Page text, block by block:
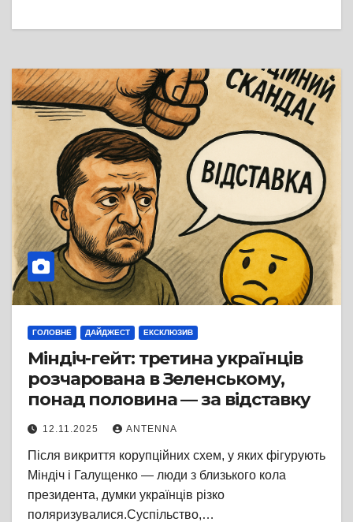
ГОЛОВНЕ ДАЙДЖЕСТ ЕКСКЛЮЗИВ
Міндіч-гейт: третина українців
розчарована в Зеленському,
понад половина — за відставку
12.11.2025 ANTENNA
Після викриття корупційних схем, у яких фігурують
Міндіч і Галущенко — люди з близького кола
президента, думки українців різко
поляризувалися.Суспільство,…